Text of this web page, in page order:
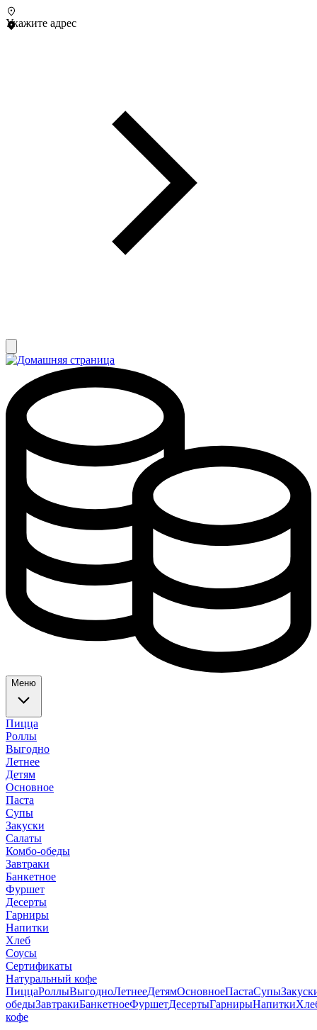
Укажите адрес
Меню
Пицца
Роллы
Выгодно
Летнее
Детям
Основное
Паста
Супы
Закуски
Салаты
Комбо-обеды
Завтраки
Банкетное
Фуршет
Десерты
Гарниры
Напитки
Хлеб
Соусы
Сертификаты
Натуральный кофе
ПиццаРоллыВыгодноЛетнееДетямОсновноеПастаСупы
обедыЗавтракиБанкетноеФуршетДесертыГарнирыНапитки
кофе